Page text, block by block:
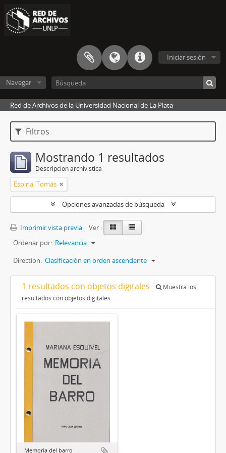
Iniciar sesión
Navegar
Red de Archivos de la Universidad Nacional de La Plata
Filtros
Mostrando 1 resultados
Descripción archivística
Espina, Tomás
Opciones avanzadas de búsqueda
Imprimir vista previa
Ver :
Ordenar por: Relevancia
Direction: Clasificación en orden ascendente
1 resultados con objetos digitales
Muestra los
resultados con objetos digitales
Memoria del barro